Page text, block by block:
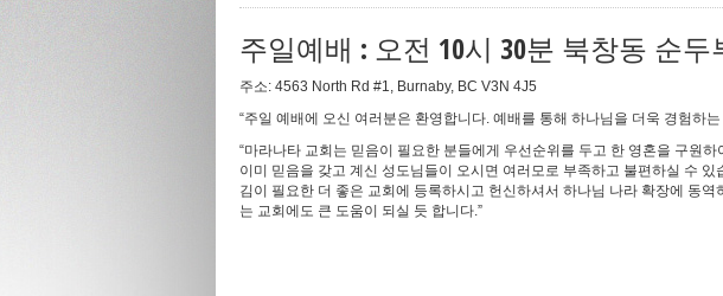
주일예배 : 오전 10시 30분 북창동 순두
주소: 4563 North Rd #1, Burnaby, BC V3N 4J5
“주일 예배에 오신 여러분은 환영합니다. 예배를 통해 하나님을 더욱 경험하
“마라나타 교회는 믿음이 필요한 분들에게 우선순위를 두고 한 영혼을 구원하
이미 믿음을 갖고 계신 성도님들이 오시면 여러모로 부족하고 불편하실 수
김이 필요한 더 좋은 교회에 등록하시고 헌신하셔서 하나님 나라 확장에 동역
는 교회에도 큰 도움이 되실 듯 합니다.”